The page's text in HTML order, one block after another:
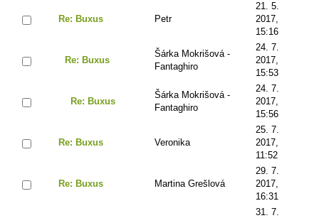
Re: Buxus Petr
21. 5.
2017,
15:16
Re: Buxus
Šárka Mokrišová -
Fantaghiro
24. 7.
2017,
15:53
Re: Buxus
Šárka Mokrišová -
Fantaghiro
24. 7.
2017,
15:56
Re: Buxus Veronika
25. 7.
2017,
11:52
Re: Buxus Martina Grešlová
29. 7.
2017,
16:31
31. 7.